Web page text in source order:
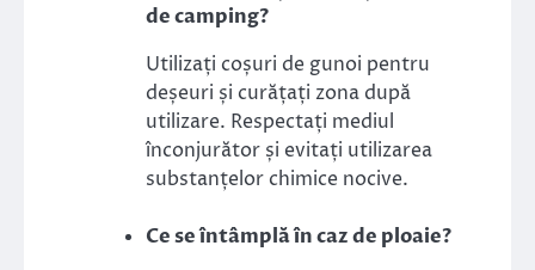
de camping?
Utilizați coșuri de gunoi pentru
deșeuri și curățați zona după
utilizare. Respectați mediul
înconjurător și evitați utilizarea
substanțelor chimice nocive.
Ce se întâmplă în caz de ploaie?